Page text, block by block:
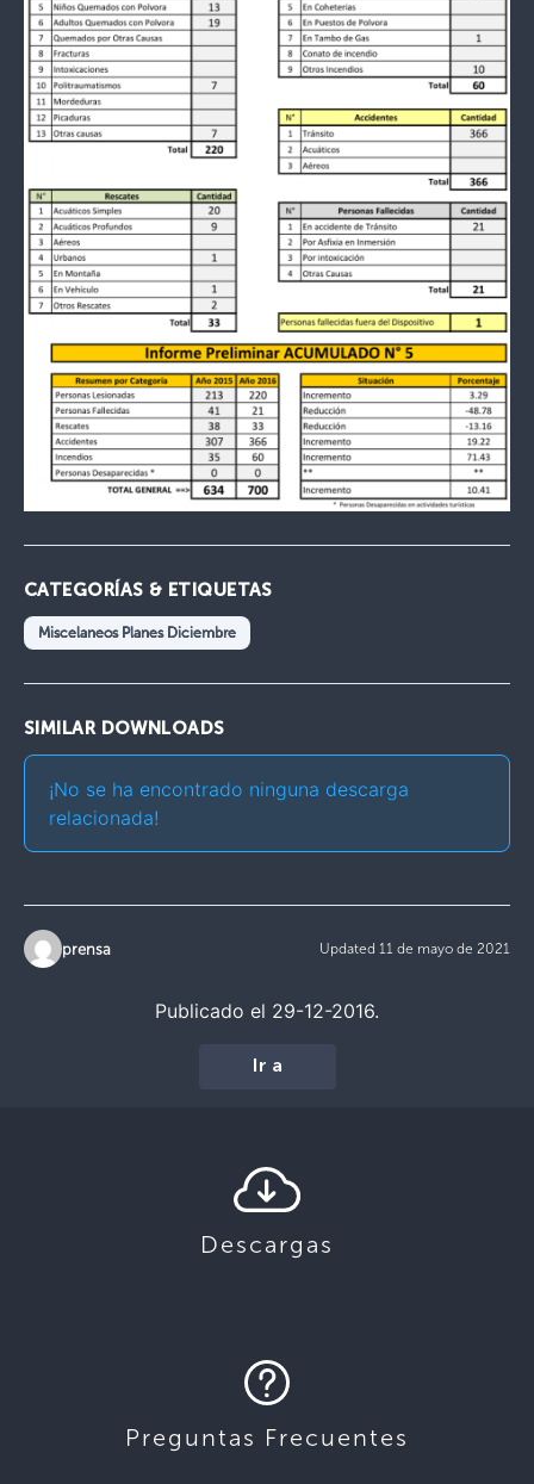
CATEGORÍAS & ETIQUETAS
Miscelaneos Planes Diciembre
SIMILAR DOWNLOADS
¡No se ha encontrado ninguna descarga
relacionada!
prensa Updated 11 de mayo de 2021
Publicado el 29-12-2016.
Ir a
Descargas
Preguntas Frecuentes